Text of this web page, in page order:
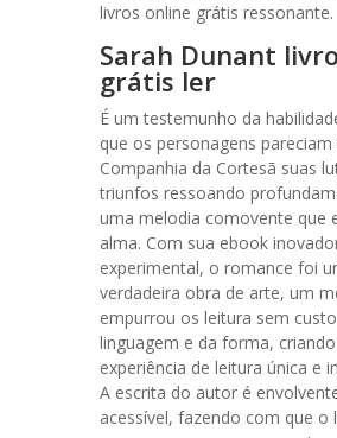
livros online grátis ressonante.
Sarah Dunant
grátis ler
É um testemunho da
que os personagens
Companhia da Cortesã suas
triunfos ressoando
uma melodia comovente que
alma. Com sua ebook
experimental, o romance foi
verdadeira obra de arte, um
empurrou os leitura sem
linguagem e da forma,
experiência de leitura única e
A escrita do autor é
acessível, fazendo com que o